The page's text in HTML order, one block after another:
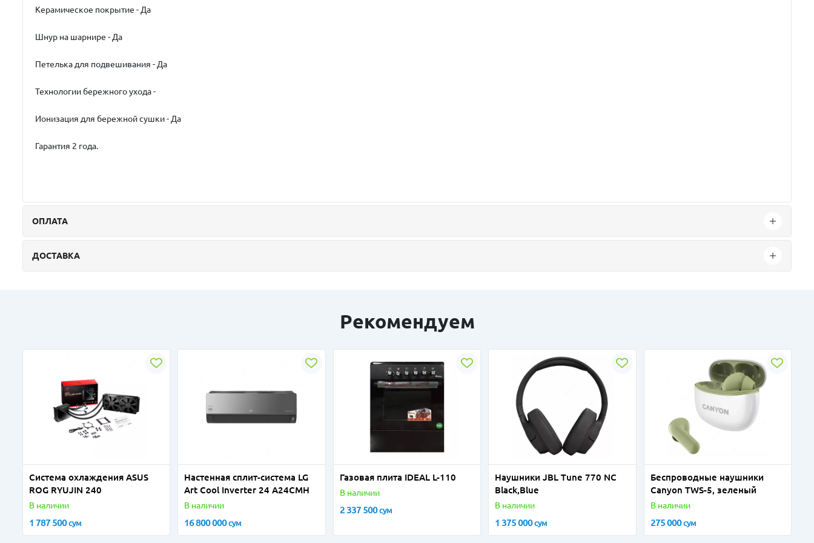
Керамическое покрытие - Да
Шнур на шарнире - Да
Петелька для подвешивания - Да
Технологии бережного ухода -
Ионизация для бережной сушки - Да
Гарантия 2 года.
ОПЛАТА
ДОСТАВКА
Рекомендуем
Система охлаждения ASUS
ROG RYUJIN 240
В наличии
1 787 500сум
Настенная сплит-система LG
Art Сool Inverter 24 A24CMH
В наличии
16 800 000сум
Газовая плита IDEAL L-110
В наличии
2 337 500сум
Наушники JBL Tune 770 NC
Black,Blue
В наличии
1 375 000сум
Беспроводные наушники
Canyon TWS-5, зеленый
В наличии
275 000сум